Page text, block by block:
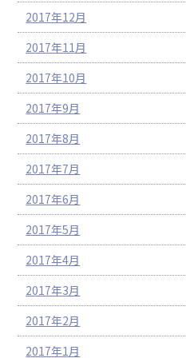
2017年12月
2017年11月
2017年10月
2017年9月
2017年8月
2017年7月
2017年6月
2017年5月
2017年4月
2017年3月
2017年2月
2017年1月